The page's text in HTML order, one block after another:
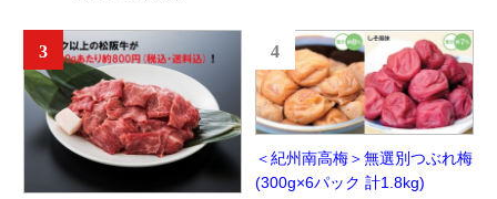
3 4
＜紀州南高梅＞無選別つぶれ梅
(300g×6パック 計1.8kg)